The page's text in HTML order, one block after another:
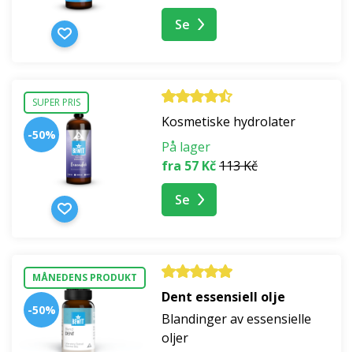
Se
SUPER PRIS
-50%
Kosmetiske hydrolater
På lager
fra 57 Kč113 Kč
Se
MÅNEDENS PRODUKT
-50%
Dent essensiell olje
Blandinger av essensielle
oljer